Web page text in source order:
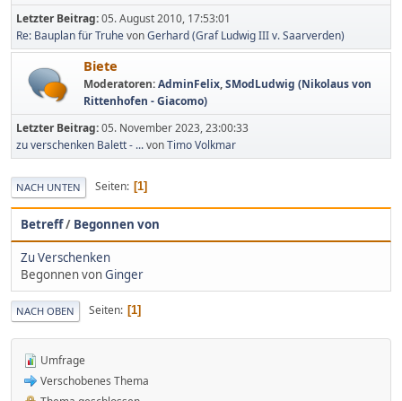
Letzter Beitrag:05. August 2010, 17:53:01
Re: Bauplan für TruhevonGerhard (Graf Ludwig III v. Saarverden)
Biete
Moderatoren:AdminFelix,SModLudwig (Nikolaus von
Rittenhofen - Giacomo)
Letzter Beitrag:05. November 2023, 23:00:33
zu verschenken Balett - ...vonTimo Volkmar
NACH UNTEN Seiten 1
Betreff/ Begonnen von
Zu Verschenken
Begonnen vonGinger
NACH OBEN Seiten 1
Umfrage
Verschobenes Thema